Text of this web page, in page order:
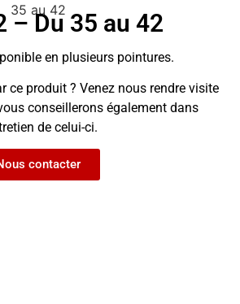
35 au 42
– Du 35 au 42
en plusieurs pointures.
ce produit ? Venez nous rendre visite
conseillerons également dans
de celui-ci.
contacter